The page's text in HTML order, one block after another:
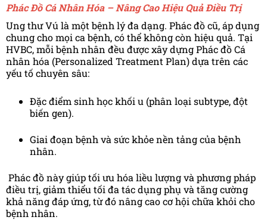
Phác Đồ Cá Nhân Hóa – Nâng Cao Hiệu Quả Điều Trị
Ung thư Vú là một bệnh lý đa dạng. Phác đồ cũ, áp dụng
chung cho mọi ca bệnh, có thể không còn hiệu quả. Tại
HVBC, mỗi bệnh nhân đều được xây dựng Phác đồ Cá
nhân hóa (Personalized Treatment Plan) dựa trên các
yếu tố chuyên sâu:
Đặc điểm sinh học khối u (phân loại subtype, đột
biến gen).
Giai đoạn bệnh và sức khỏe nền tảng của bệnh
nhân.
Phác đồ này giúp tối ưu hóa liều lượng và phương pháp
điều trị, giảm thiểu tối đa tác dụng phụ và tăng cường
khả năng đáp ứng, từ đó nâng cao cơ hội chữa khỏi cho
bệnh nhân.